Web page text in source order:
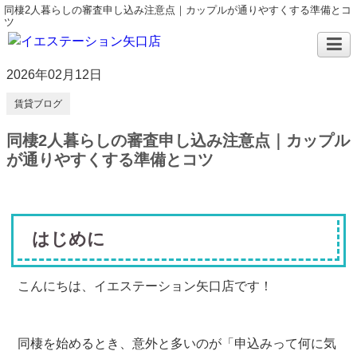
同棲2人暮らしの審査申し込み注意点｜カップルが通りやすくする準備とコ
ツ
2026年02月12日
賃貸ブログ
同棲2人暮らしの審査申し込み注意点｜カップル
が通りやすくする準備とコツ
はじめに
こんにちは、イエステーション矢口店です！
同棲を始めるとき、意外と多いのが「申込みって何に気